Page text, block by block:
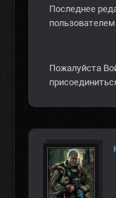
Последнее
пользователем
Пожалуйста